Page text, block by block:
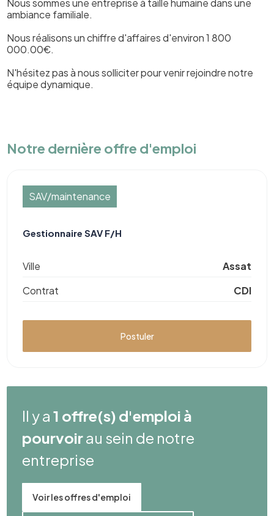
Nous sommes une entreprise à taille humaine dans une
ambiance familiale.
Nous réalisons un chiffre d'affaires d'environ 1 800
000.00€.
N'hésitez pas à nous solliciter pour venir rejoindre notre
équipe dynamique.
Notre dernière offre d'emploi
SAV/maintenance
Gestionnaire SAV F/H
Ville
Assat
Contrat
CDI
Postuler
Il y a1 offre(s) d'emploi à
pourvoirau sein de notre
entreprise
Voir les offres d'emploi